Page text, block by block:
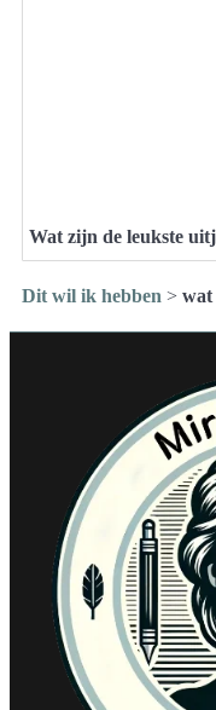
Wat zijn de leukste
Dit wil ik hebben > wat